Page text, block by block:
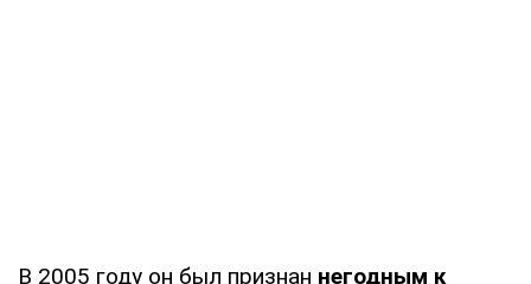
В 2005 году он был признан негодным к